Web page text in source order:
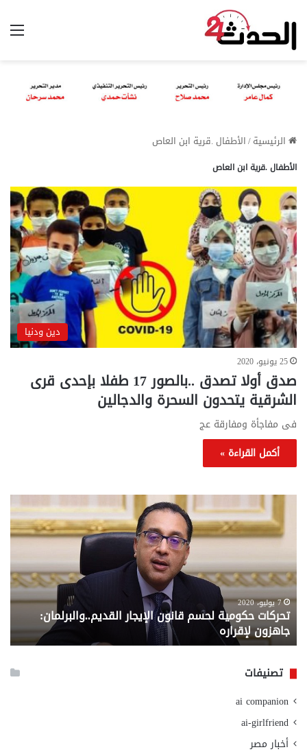
الرئيسية/الأطفال .قرية ابن العاص
الأطفال .قرية ابن العاص
دين ودنيا
25 يونيو، 2020
صدق أولا تصدق ..بالصور 17 طفلا بإحدى قرى
الشرقية يتحدون السحرة والدجالين
فى مفاجأة ومفارقة عج
أكمل القراءة »
تحركات
حكومية
لحسم
قانون
القديم..والبرلمان:
جاهزون
لإقراره
7 يوليو، 2020
تحركات حكومية لحسم قانون الإيجار القديم..والبرلمان:
جاهزون لإقراره
..
من
تصنيفات
ai companion
ai-girlfriend
أخبار مصر